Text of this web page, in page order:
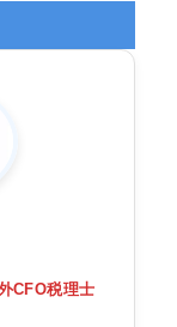
CFO税理士